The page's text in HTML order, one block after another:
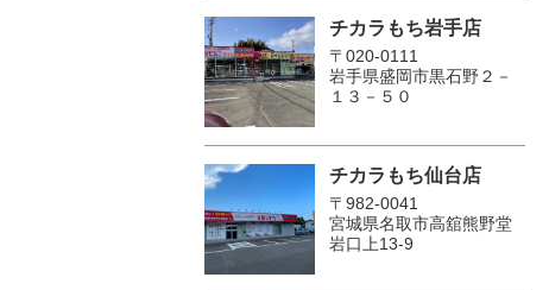
チカラもち岩手店
〒020-0111
岩手県盛岡市黒石野２－
１３－５０
チカラもち仙台店
〒982-0041
宮城県名取市高舘熊野堂
岩口上13‐9